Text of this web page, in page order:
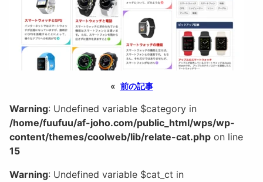
« 前の記事
Warning: Undefined variable $category in
/home/fuufuu/af-joho.com/public_html/wps/wp-
content/themes/coolweb/lib/relate-cat.php on line
15
Warning: Undefined variable $cat_ct in